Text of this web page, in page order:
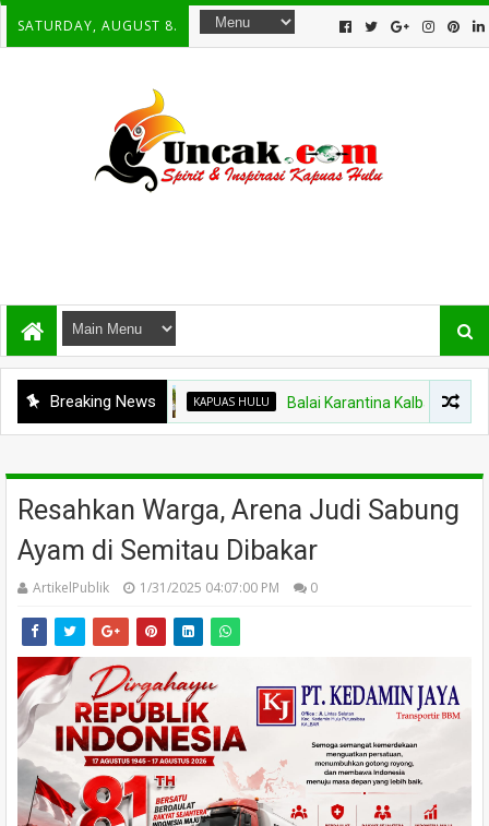
SATURDAY, AUGUST 8.
Breaking NewsKAPUAS HULU Balai Karantina Kalbar Tinjau Jalur
Resahkan Warga, Arena Judi Sabung
Ayam di Semitau Dibakar
ArtikelPublik 1/31/2025 04:07:00 PM 0